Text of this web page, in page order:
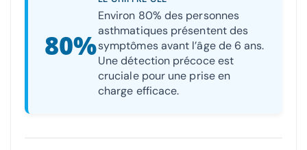
80%
Environ 80% des personnes
asthmatiques présentent des
symptômes avant l’âge de 6 ans.
Une détection précoce est
cruciale pour une prise en
charge efficace.